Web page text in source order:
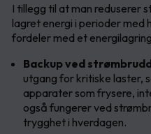
I tillegg til at man reduserer
lagret energi i perioder med
fordeler med et
Backup ved
utgang for kritiske laster,
apparater som frysere,
også fungerer ved
trygghet i hverdagen.